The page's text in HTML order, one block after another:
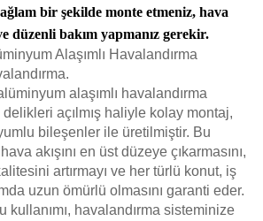
bir şekilde monte etmeniz, hava
düzenli bakım yapmanız gerekir.
Alaşımlı Havalandırma
alaşımlı havalandırma
delikleri açılmış haliyle kolay montaj,
bileşenler ile üretilmiştir. Bu
akışını en üst düzeye çıkarmasını,
artırmayı ve her türlü konut, iş
uzun ömürlü olmasını garanti eder.
kullanımı, havalandırma sisteminize